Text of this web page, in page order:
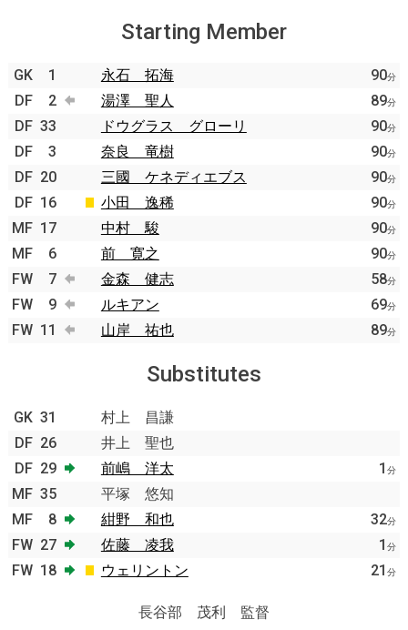
Starting Member
GK 1 永石 拓海 90分
DF 2 湯澤 聖人 89分
DF 33 ドウグラス グローリ 90分
DF 3 奈良 竜樹 90分
DF 20 三國 ケネディエブス 90分
DF 16 小田 逸稀 90分
MF 17 中村 駿 90分
MF 6 前 寛之 90分
FW 7 金森 健志 58分
FW 9 ルキアン 69分
FW 11 山岸 祐也 89分
Substitutes
GK 31
村上 昌謙
DF 26
井上 聖也
DF 29 前嶋 洋太 1 分
MF 35
平塚 悠知
MF
8 紺野 和也 32分
FW 27 佐藤 凌我 1 分
FW 18 ウェリントン 21 分
長谷部 茂利 監督